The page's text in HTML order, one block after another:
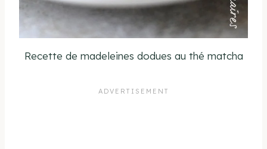
Recette de madeleines dodues au thé matcha